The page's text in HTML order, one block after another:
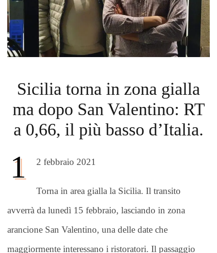
Sicilia torna in zona gialla
ma dopo San Valentino: RT
a 0,66, il più basso d’Italia.
1 2 febbraio 2021
Torna in area gialla la Sicilia. Il transito
avverrà da lunedì 15 febbraio, lasciando in zona
arancione San Valentino, una delle date che
maggiormente interessano i ristoratori. Il passaggio